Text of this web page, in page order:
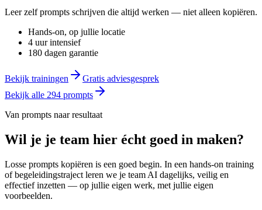
Leer zelf prompts schrijven die altijd werken — niet alleen kopiëren.
Hands-on, op jullie locatie
4 uur intensief
180 dagen garantie
Bekijk trainingen
Gratis adviesgesprek
Bekijk alle 294 prompts
Van prompts naar resultaat
Wil je je team hier écht goed in maken?
Losse prompts kopiëren is een goed begin. In een hands-on training
of begeleidingstraject leren we je team AI dagelijks, veilig en
effectief inzetten — op jullie eigen werk, met jullie eigen
voorbeelden.